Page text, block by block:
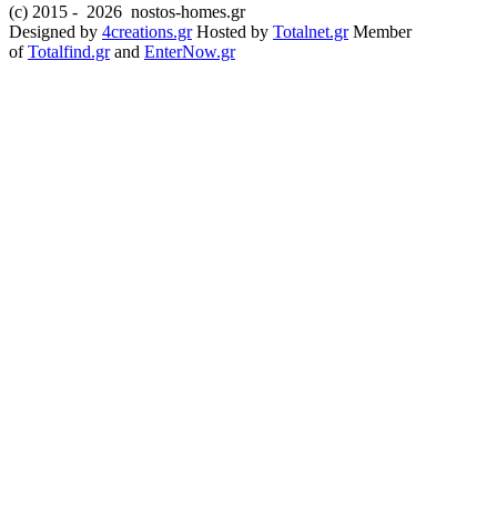
(c) 2015 - 2026 nostos-homes.gr
Designed by 4creations.grHosted by Totalnet.grMember
ofTotalfind.grand EnterNow.gr